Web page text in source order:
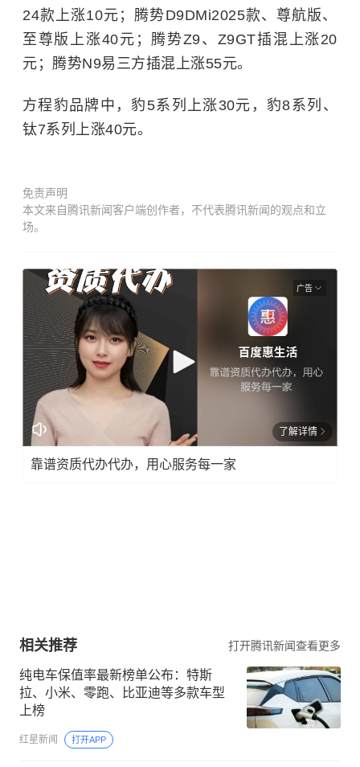
24款上涨10元；腾势D9DMi2025款、尊航版、
至尊版上涨40元；腾势Z9、Z9GT插混上涨20
元；腾势N9易三方插混上涨55元。
方程豹品牌中，豹5系列上涨30元，豹8系列、
钛7系列上涨40元。
免责声明
本文来自腾讯新闻客户端创作者，不代表腾讯新闻的观点和立
场。
广告
了解详情
靠谱资质代办代办，用心服务每一家
相关推荐 打开腾讯新闻查看更多
纯电车保值率最新榜单公布：特斯
拉、小米、零跑、比亚迪等多款车型
上榜
红星新闻 打开APP